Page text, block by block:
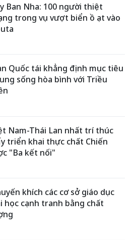
Ban Nha: 100 người thiệt
trong vụ vượt biển ồ ạt vào
Quốc tái khẳng định mục tiêu
sống hòa bình với Triều
Nam-Thái Lan nhất trí thúc
triển khai thực chất Chiến
"Ba kết nối"
khích các cơ sở giáo dục
học cạnh tranh bằng chất